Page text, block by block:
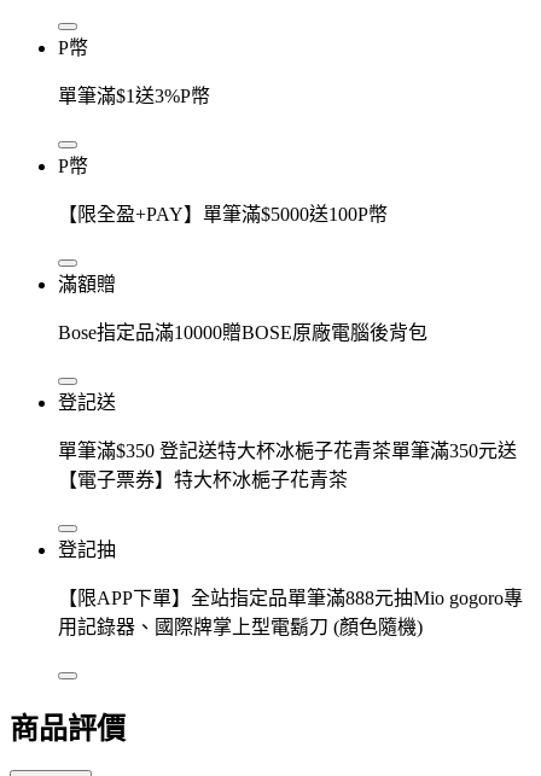
P幣
單筆滿$1送3%P幣
P幣
【限全盈+PAY】單筆滿$5000送100P幣
滿額贈
Bose指定品滿10000贈BOSE原廠電腦後背包
登記送
單筆滿$350 登記送特大杯冰梔子花青茶單筆滿350元送
【電子票券】特大杯冰梔子花青茶
登記抽
【限APP下單】全站指定品單筆滿888元抽Mio gogoro專
用記錄器、國際牌掌上型電鬍刀 (顏色隨機)
商品評價